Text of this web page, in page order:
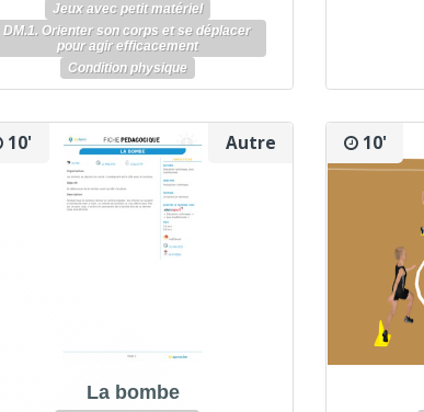
Jeux avec petit matériel
DM.1. Orienter son corps et se déplacer
pour agir efficacement
Condition physique
Autre
10'
La bombe
10'